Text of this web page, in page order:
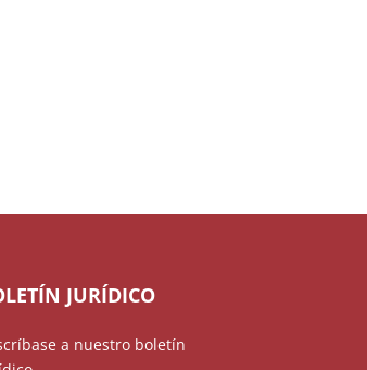
JURÍDICO
a nuestro boletín